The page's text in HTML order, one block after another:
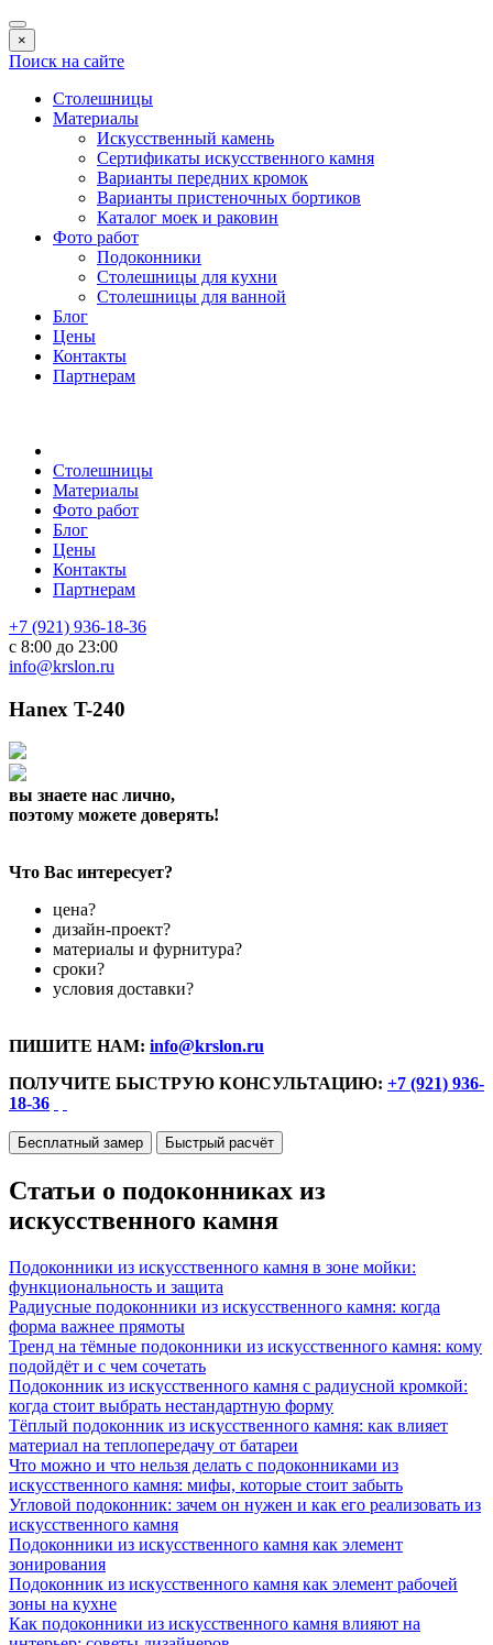
×
Поиск на сайте
Столешницы
Материалы
Искусственный камень
Сертификаты искусственного камня
Варианты передних кромок
Варианты пристеночных бортиков
Каталог моек и раковин
Фото работ
Подоконники
Столешницы для кухни
Столешницы для ванной
Блог
Цены
Контакты
Партнерам
Столешницы
Материалы
Фото работ
Блог
Цены
Контакты
Партнерам
+7 (921) 936-18-36
с 8:00 до 23:00
info@krslon.ru
Hanex T-240
вы знаете нас лично,
поэтому можете доверять!
Что Вас интересует?
цена?
дизайн-проект?
материалы и фурнитура?
сроки?
условия доставки?
ПИШИТЕ НАМ: info@krslon.ru
ПОЛУЧИТЕ БЫСТРУЮ КОНСУЛЬТАЦИЮ: +7 (921) 936-
18-36
Бесплатный замер Быстрый расчёт
Статьи о подоконниках из
искусственного камня
Подоконники из искусственного камня в зоне мойки:
функциональность и защита
Радиусные подоконники из искусственного камня: когда
форма важнее прямоты
Тренд на тёмные подоконники из искусственного камня: кому
подойдёт и с чем сочетать
Подоконник из искусственного камня с радиусной кромкой:
когда стоит выбрать нестандартную форму
Тёплый подоконник из искусственного камня: как влияет
материал на теплопередачу от батареи
Что можно и что нельзя делать с подоконниками из
искусственного камня: мифы, которые стоит забыть
Угловой подоконник: зачем он нужен и как его реализовать из
искусственного камня
Подоконники из искусственного камня как элемент
зонирования
Подоконник из искусственного камня как элемент рабочей
зоны на кухне
Как подоконники из искусственного камня влияют на